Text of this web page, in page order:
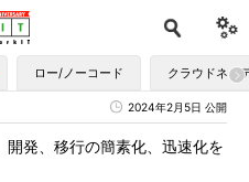
ロー/ノーコード クラウドネイ
2024年2月5日 公開
発、移行の簡素化、迅速化を